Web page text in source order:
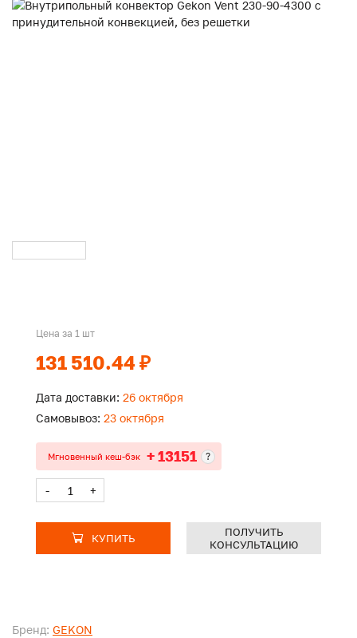
Бренд: GEKON
Цена за 1 шт
131 510.44 ₽
Дата доставки: 26 октября
Самовывоз: 23 октября
Мгновенный кеш-бэк + 13151 ?
- +
КУПИТЬ
ПОЛУЧИТЬ
КОНСУЛЬТАЦИЮ